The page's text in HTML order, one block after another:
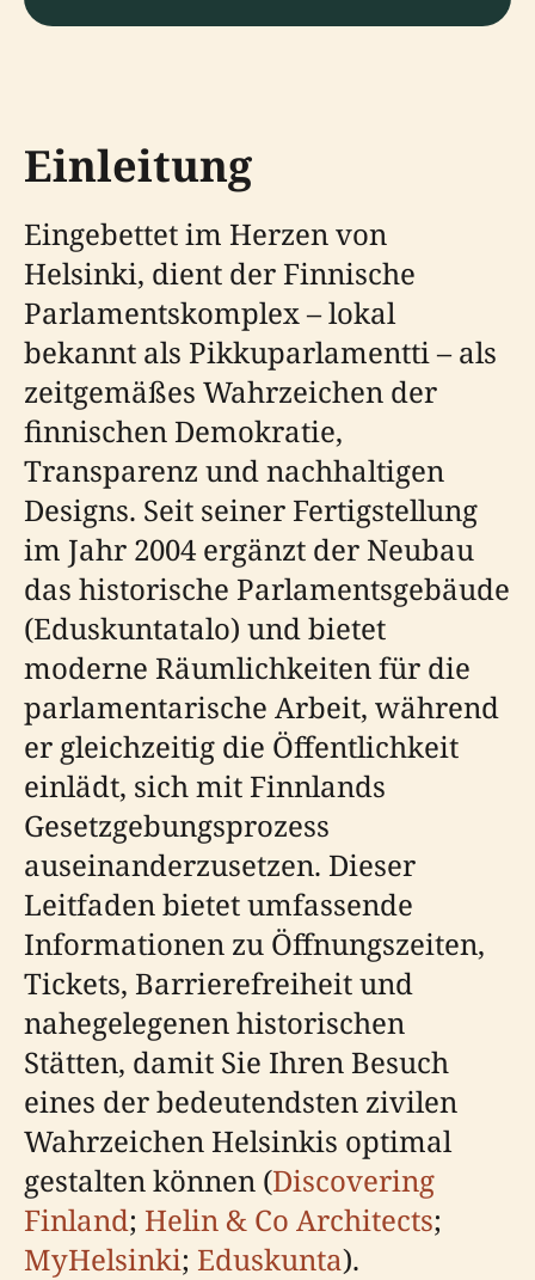
Einleitung
Eingebettet im Herzen von
Helsinki, dient der Finnische
Parlamentskomplex – lokal
bekannt als Pikkuparlamentti – als
zeitgemäßes Wahrzeichen der
finnischen Demokratie,
Transparenz und nachhaltigen
Designs. Seit seiner Fertigstellung
im Jahr 2004 ergänzt der Neubau
das historische Parlamentsgebäude
(Eduskuntatalo) und bietet
moderne Räumlichkeiten für die
parlamentarische Arbeit, während
er gleichzeitig die Öffentlichkeit
einlädt, sich mit Finnlands
Gesetzgebungsprozess
auseinanderzusetzen. Dieser
Leitfaden bietet umfassende
Informationen zu Öffnungszeiten,
Tickets, Barrierefreiheit und
nahegelegenen historischen
Stätten, damit Sie Ihren Besuch
eines der bedeutendsten zivilen
Wahrzeichen Helsinkis optimal
gestalten können (Discovering
Finland; Helin & Co Architects;
MyHelsinki; Eduskunta).